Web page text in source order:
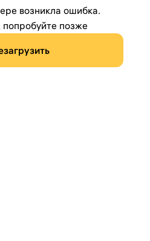
возникла ошибка.
позже